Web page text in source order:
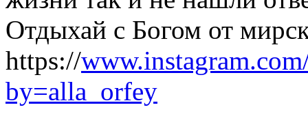
Отдыхай с Богом от
https://
by=alla_orfey